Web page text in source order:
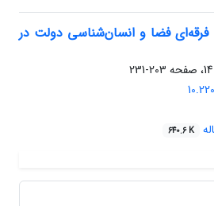
فرقه‌ای فضا و انسان‌شناسی دولت در
203-231
640.6 K